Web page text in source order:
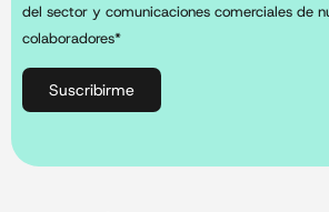
del sector y comunicaciones comerciales de
colaboradores*
Suscribirme